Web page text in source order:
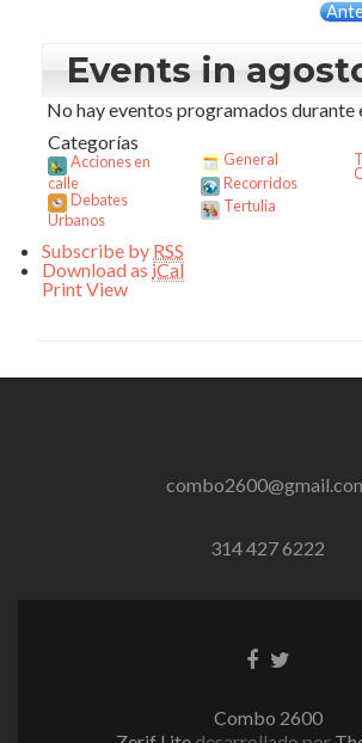
Events in
No hay eventos programados durante
Categorías
Acciones en
calle
Debates
Urbanos
General
Recorridos
Tertulia
Subscribe by RSS
Download as iCal
PrintView
314 427 6222
EnlaceEnlace
Combo 2600